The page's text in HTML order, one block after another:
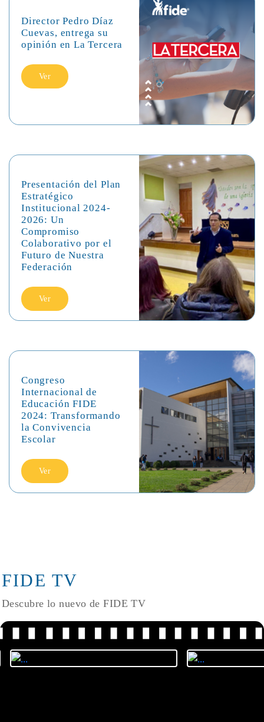
Director Pedro Díaz
Cuevas, entrega su
opinión en La Tercera
Ver
Presentación del Plan
Estratégico
Institucional 2024-
2026: Un
Compromiso
Colaborativo por el
Futuro de Nuestra
Federación
Ver
Congreso
Internacional de
Educación FIDE
2024: Transformando
la Convivencia
Escolar
Ver
FIDE TV
Descubre lo nuevo de FIDE TV